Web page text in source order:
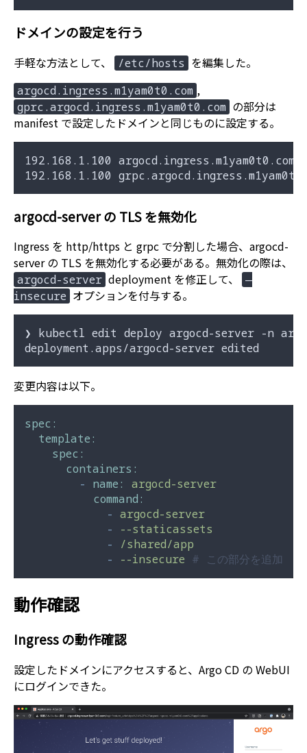
ドメインの設定を行う
手軽な方法として、 /etc/hosts を編集した。
argocd.ingress.m1yam0t0.com ,
gprc.argocd.ingress.m1yam0t0.com の部分は
manifest で設定したドメインと同じものに設定する。
192.168.1.100 argocd.ingress.m1yam0t0.com
argocd-server の TLS を無効化
Ingress を http/https と grpc で分割した場合、argocd-
server の TLS を無効化する必要がある。無効化の際は、
argocd-server deployment を修正して、
—
insecure オプションを付与する。
❯ kubectl edit deploy argocd-server -n
変更内容は以下。
spec:
template:
spec:
containers:
- name:
argocd-server
command:
- argocd-server
-
--staticassets
-
/shared/app
-
--insecure # この部分を追加
動作確認
Ingress の動作確認
設定したドメインにアクセスすると、Argo CD の WebUI
にログインできた。